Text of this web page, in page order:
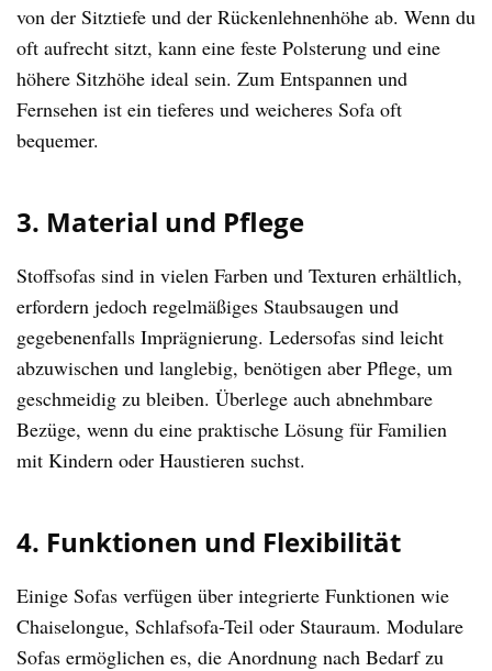
von der Sitztiefe und der Rückenlehnenhöhe ab. Wenn du
oft aufrecht sitzt, kann eine feste Polsterung und eine
höhere Sitzhöhe ideal sein. Zum Entspannen und
Fernsehen ist ein tieferes und weicheres Sofa oft
bequemer.
3. Material und Pflege
Stoffsofas sind in vielen Farben und Texturen erhältlich,
erfordern jedoch regelmäßiges Staubsaugen und
gegebenenfalls Imprägnierung. Ledersofas sind leicht
abzuwischen und langlebig, benötigen aber Pflege, um
geschmeidig zu bleiben. Überlege auch abnehmbare
Bezüge, wenn du eine praktische Lösung für Familien
mit Kindern oder Haustieren suchst.
4. Funktionen und Flexibilität
Einige Sofas verfügen über integrierte Funktionen wie
Chaiselongue, Schlafsofa-Teil oder Stauraum. Modulare
Sofas ermöglichen es, die Anordnung nach Bedarf zu